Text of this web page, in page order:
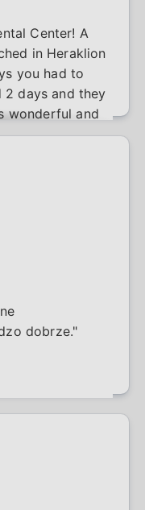
Center! A
in Heraklion
you had to
2 days and they
wonderful and
an issue
car for me
car efficiently.
drop off
very flexible
to 10 PM.
either. I
dobrze."